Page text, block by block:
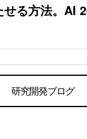
る方法。AI
研究開発ブログ